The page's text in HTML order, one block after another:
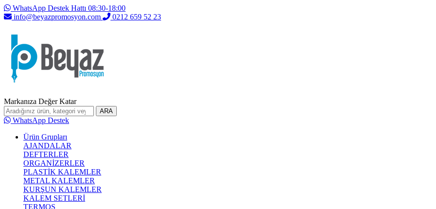
WhatsApp Destek Hattı 08:30-18:00
info@beyazpromosyon.com
0212 659 52 23
Markanıza Değer Katar
ARA
WhatsApp Destek
Ürün Grupları
AJANDALAR
DEFTERLER
ORGANİZERLER
PLASTİK KALEMLER
METAL KALEMLER
KURŞUN KALEMLER
KALEM SETLERİ
TERMOS